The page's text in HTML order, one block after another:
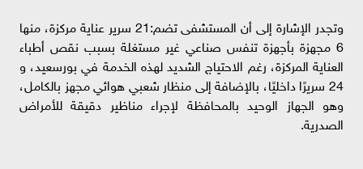
وتجدر الإشارة إلى أن المستشفى تضم:21 سرير عناية مركزة، منها
6 مجهزة بأجهزة تنفس صناعي غير مستغلة بسبب نقص أطباء
العناية المركزة، رغم الاحتياج الشديد لهذه الخدمة في بورسعيد، و
24 سريرًا داخليًا، بالإضافة إلى منظار شعبي هوائي مجهز بالكامل،
وهو الجهاز الوحيد بالمحافظة لإجراء مناظير دقيقة للأمراض
الصدرية.